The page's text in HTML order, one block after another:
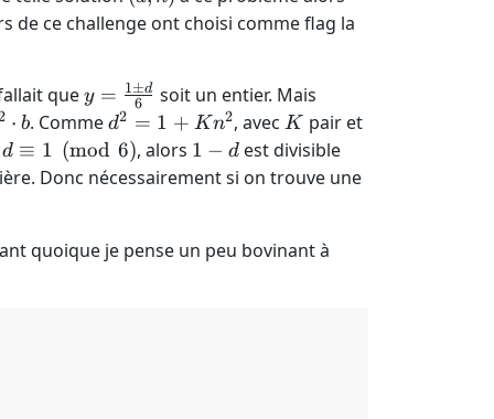
n)
de ce challenge ont choisi comme flag la
quey =
\frac{1
\pm
d}{6}
y = 6
1±d soit un entier. Mais
⋅ b. Commed^2 =
1+Kn^2
d2 = 1 + Kn2, avecK
K pair et
d
\equiv
6
d ≡ 1 (mod 6), alors 1-
d
1 − d est divisible
Donc nécessairement si on trouve une
quoique je pense un peu bovinant à